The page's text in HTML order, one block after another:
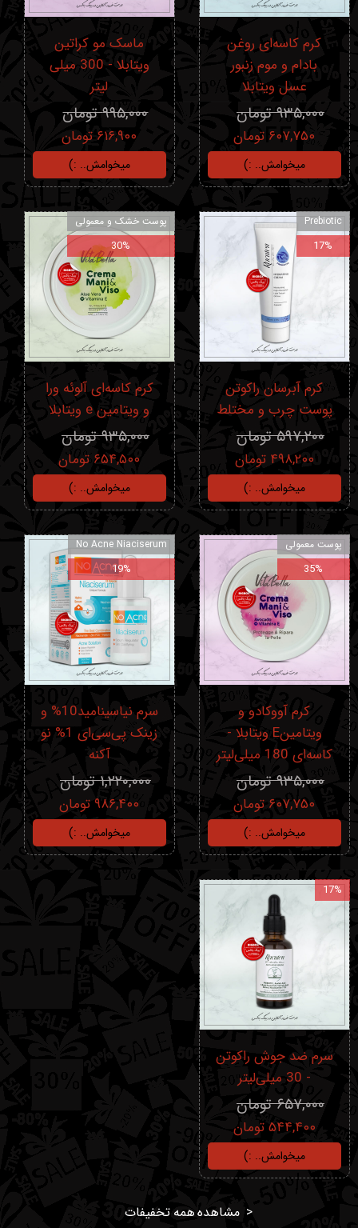
کرم کاسه‌ای روغن
بادام و موم زنبور
عسل ویتابلا
۹۳۵,۰۰۰ تومان
۶۰۷,۷۵۰ تومان
میخوامش.. :)
ماسک مو کراتین
ویتابلا - 300 میلی
لیتر
۹۹۵,۰۰۰ تومان
۶۱۶,۹۰۰ تومان
میخوامش.. :)
کرم آبرسان راکوتن
پوست‌ چرب و مختلط
۵۹۷,۲۰۰ تومان
۴۹۸,۲۰۰ تومان
میخوامش.. :)
Prebiotic
17%
کرم کاسه‌ای آلوئه ورا
و ویتامین e ویتابلا
۹۳۵,۰۰۰ تومان
۶۵۴,۵۰۰ تومان
میخوامش.. :)
پوست خشک و معمولی
30%
کرم آووکادو و
ویتامینE ویتابلا -
کاسه‌ای 180 میلی‌لیتر
۹۳۵,۰۰۰ تومان
۶۰۷,۷۵۰ تومان
میخوامش.. :)
پوست معمولی
35%
سرم نیاسینامید10% و
زینک پی‌سی‌ای 1% نو‌
آکنه
۱,۲۲۰,۰۰۰ تومان
۹۸۶,۴۰۰ تومان
میخوامش.. :)
No Acne Niaciserum
19%
سرم ضد جوش راکوتن
- 30 میلی‌لیتر
۶۵۷,۰۰۰ تومان
۵۴۴,۴۰۰ تومان
میخوامش.. :)
17%
< مشاهده همه تخفیفات